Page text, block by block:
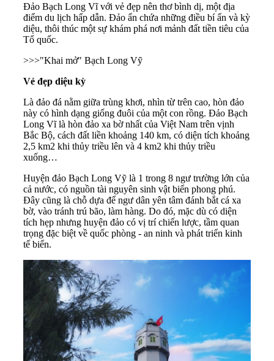
Đảo Bạch Long Vĩ với vẻ đẹp nên thơ bình dị, một địa
điểm du lịch hấp dẫn. Đảo ẩn chứa những điều bí ẩn và kỳ
diệu, thôi thúc một sự khám phá nơi mảnh đất tiền tiêu của
Tổ quốc.
>>>"Khai mở" Bạch Long Vỹ
Vẻ đẹp diệu kỳ
Là đảo đá nằm giữa trùng khơi, nhìn từ trên cao, hòn đảo
này có hình dạng giống đuôi của một con rồng. Đảo Bạch
Long Vĩlà hòn đảo xa bờ nhất của Việt Nam trên vịnh
Bắc Bộ, cách đất liền khoảng 140 km, có diện tích khoảng
2,5 km2 khi thủy triều lên và 4 km2 khi thủy triều
xuống…
Huyện đảo Bạch Long Vỹ là 1 trong 8 ngư trường lớn của
cả nước, có nguồn tài nguyên sinh vật biển phong phú.
Đây cũng là chỗ dựa để ngư dân yên tâm đánh bắt cá xa
bờ, vào tránh trú bão, làm hàng. Do đó, mặc dù có diện
tích hẹp nhưng huyện đảo có vị trí chiến lược, tầm quan
trọng đặc biệt về quốc phòng - an ninh và phát triển kinh
tế biển.